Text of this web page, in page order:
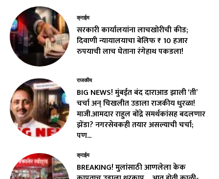
क्राईम
सरकारी कार्यालयांना लाचखोरीची कीड;
दिवाणी न्यायालयाचा बेलिफ ₹ 10 हजार
रुपयाची लाच घेताना रंगेहाथ पकडला!
राजकीय
BIG NEWS! मुंबईत बंद दाराआड झाली ‘ती’
चर्चा अन् चिखलीत उडाला राजकीय धुरळा!
माजी.आमदार राहुल बोंद्रे समर्थकांसह बदलणार
झेंडा? नगरसेवकही तयार असल्याची चर्चा;
पण...
क्राईम
BREAKING! मुलांसाठी आणलेला केक